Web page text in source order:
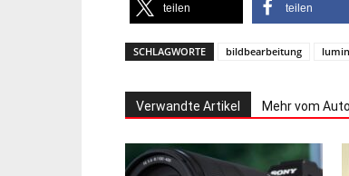
teilen teilen
SCHLAGWORTE bildbearbeitung
Verwandte Artikel Mehr vom